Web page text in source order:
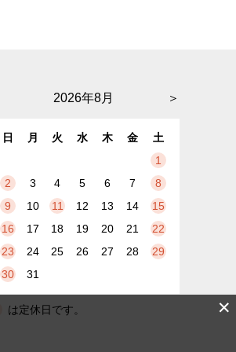
＞
2026年8月
日 月 火 水 木 金
土
1
2
3 4 5 6 7
8
9
10 11 12 13 14
15
16
17 18 19 20 21
22
23
24 25 26 27 28
29
30
31
は定休日です。 ✕